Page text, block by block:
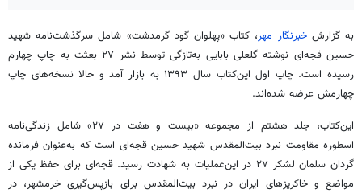
به گزارشخبرنگار مهر، کتاب «پهلوان گود گرمدشت» شامل سرگذشت‌نامه شهید
حسین قجه‌ای نوشته گلعلی بابایی به‌تازگی توسط نشر ۲۷ بعثت به چاپ چهارم
رسیده است. چاپ اول این‌کتاب سال ۱۳۹۳ به بازار آمد و حالا نسخه‌های چاپ
چهارمش عرضه شده‌اند.
این‌کتاب، جلد هشتم از مجموعه «بیست و هفت در ۲۷» شامل زندگی‌نامه
اسطوره مقاومت نبرد بیت‌المقدس شهید حسین قجه‌ای است که به‌عنوان فرمانده
گردان سلمان لشکر ۲۷ در این‌عملیات به شهادت رسید. قجه‌ای برای حفظ یکی از
مواضع و خاکریزهای ایران در نبرد بیت‌المقدس برای بازپس‌گیری خرمشهر، در